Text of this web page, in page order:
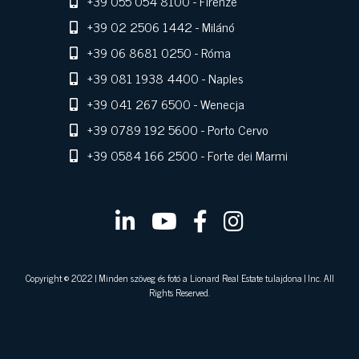
+39 02 2506 1442- Milánó
+39 06 8681 0250- Róma
+39 081 1938 4400- Naples
+39 041 267 6500- Wenecja
+39 0789 192 5600- Porto Cervo
+39 0584 166 2500- Forte dei Marmi
Copyright © 2022 | Minden szöveg és fotó a Lionard Real Estate tulajdona | Inc. All
Rights Reserved.